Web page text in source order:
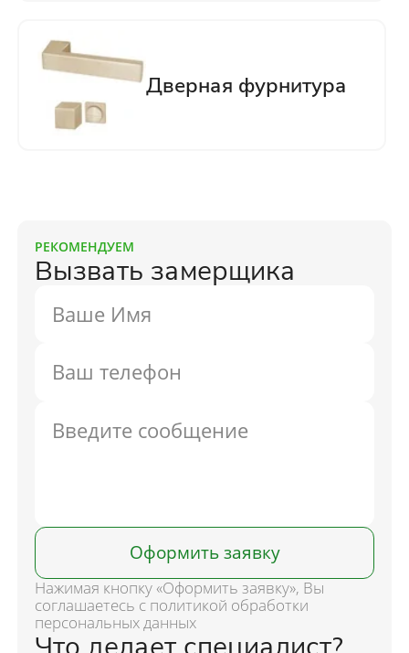
РЕКОМЕНДУЕМ
Вызвать замерщика
Оформить заявку
Нажимая кнопку «Оформить заявку», Вы
соглашаетесь с политикой обработки
персональных данных